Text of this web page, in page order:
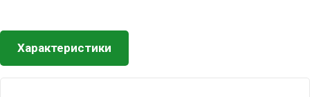
Характеристики